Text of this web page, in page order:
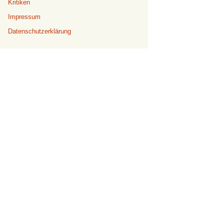
Kritiken
Impressum
Datenschutzerklärung